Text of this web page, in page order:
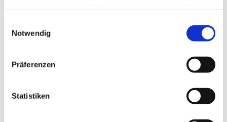
Notwendig
Präferenzen
Statistiken